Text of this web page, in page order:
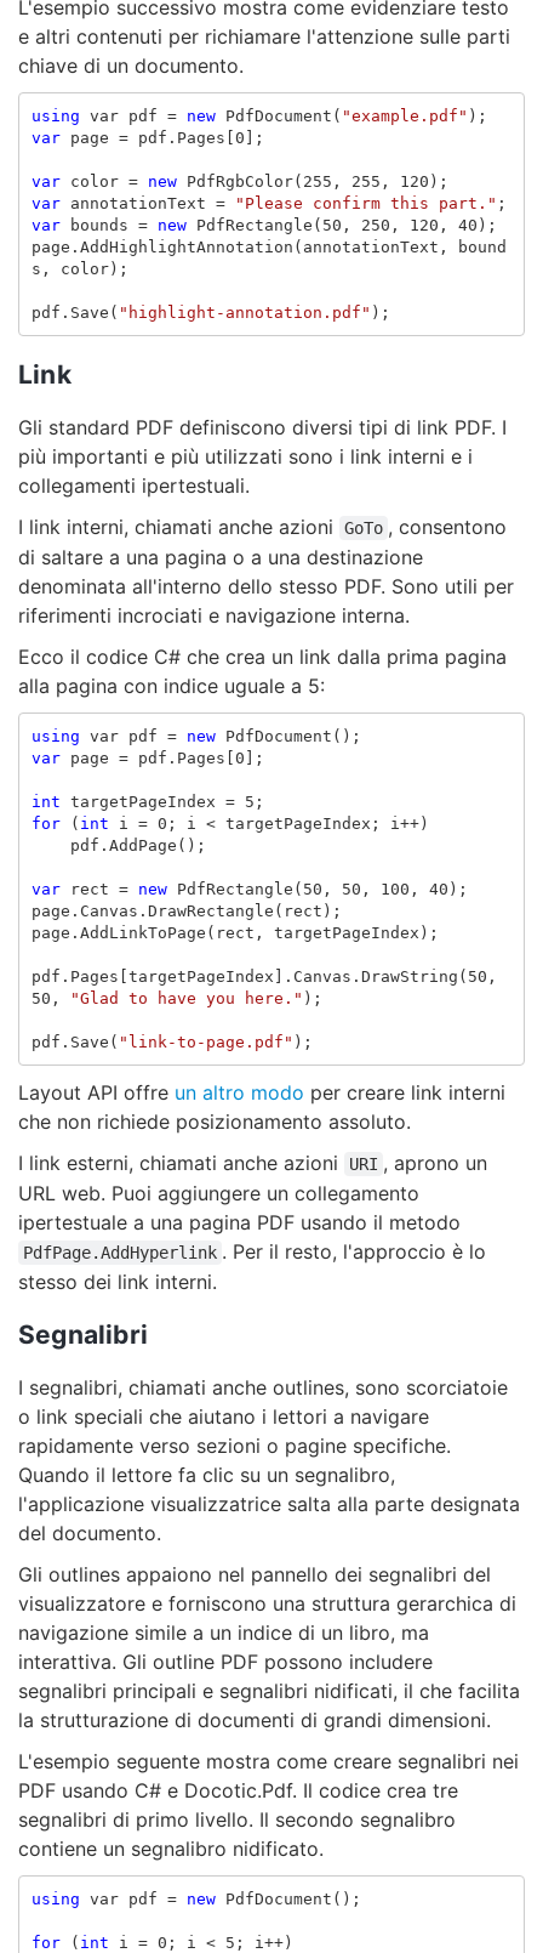
L'esempio successivo mostra come evidenziare testo
e altri contenuti per richiamare l'attenzione sulle parti
chiave di un documento.
using var pdf = new PdfDocument ( "example.pdf" );
var
page = pdf . Pages 0 ];
var color = new PdfRgbColor( 255 , 255 , 120 );
var
annotationText = "Please confirm this part." ;
var
bounds = new PdfRectangle ( 50 , 250 , 120 , 40 );
page . AddHighlightAnnotation ( annotationText ,
bound
s , color);
pdf . Save ( "highlight-annotation.pdf" );
Link
Gli standard PDF definiscono diversi tipi di link PDF. I
più importanti e più utilizzati sono i link interni e i
collegamenti ipertestuali.
I link interni, chiamati anche azioni
GoTo , consentono
di saltare a una pagina o a una destinazione
denominata all'interno dello stesso PDF. Sono utili per
riferimenti incrociati e navigazione interna.
Ecco il codice C# che crea un link dalla prima pagina
alla pagina con indice uguale a 5:
using var pdf = new PdfDocument ();
var
page = pdf . Pages 0 ];
int targetPageIndex = 5 ;
for
( int i = 0 ; i < targetPageIndex ; i ++)
pdf . AddPage ();
var rect = new PdfRectangle ( 50 , 50 , 100 , 40 );
page . Canvas . DrawRectangle ( rect );
page . AddLinkToPage ( rect , targetPageIndex );
pdf . Pages targetPageIndex ]. Canvas . DrawString ( 50 ,
50 , "Glad to have you here." );
pdf . Save ( "link-to-page.pdf" );
Layout API offre un altro modo per creare link interni
che non richiede posizionamento assoluto.
I link esterni, chiamati anche azioni
URI , aprono un
URL web. Puoi aggiungere un collegamento
ipertestuale a una pagina PDF usando il metodo
PdfPage.AddHyperlink . Per il resto, l'approccio è lo
stesso dei link interni.
Segnalibri
I segnalibri, chiamati anche outlines, sono scorciatoie
o link speciali che aiutano i lettori a navigare
rapidamente verso sezioni o pagine specifiche.
Quando il lettore fa clic su un segnalibro,
l'applicazione visualizzatrice salta alla parte designata
del documento.
Gli outlines appaiono nel pannello dei segnalibri del
visualizzatore e forniscono una struttura gerarchica di
navigazione simile a un indice di un libro, ma
interattiva. Gli outline PDF possono includere
segnalibri principali e segnalibri nidificati, il che facilita
la strutturazione di documenti di grandi dimensioni.
L'esempio seguente mostra come creare segnalibri nei
PDF usando C# e Docotic.Pdf. Il codice crea tre
segnalibri di primo livello. Il secondo segnalibro
contiene un segnalibro nidificato.
using var pdf = new PdfDocument ();
for ( int i = 0 ; i < 5 ; i ++)